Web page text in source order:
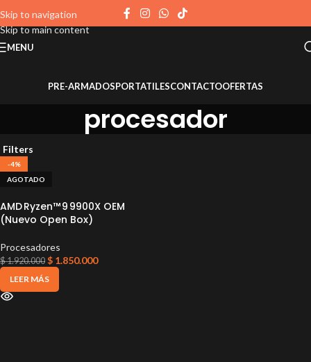
Skip to navigation
Skip to main content
MENU
PRE-ARMADOSPORTATILESCONTACTOOFERTAS
procesador
Filters
-4%
AGOTADO
AMD Ryzen™ 9 9900X OEM
(Nuevo Open Box)
Procesadores
$1.920.000 $ 1.850.000
LEER MÁS